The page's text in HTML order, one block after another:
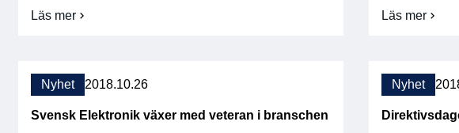
ny tillverkning har även varit eftersatta i förhållande
Läs mer
om
med
Läs mer
om
Embedded
Award
korade
Nyhet 2018.10.26
Svensk Elektronik växer med veteran i branschen
Nyhet